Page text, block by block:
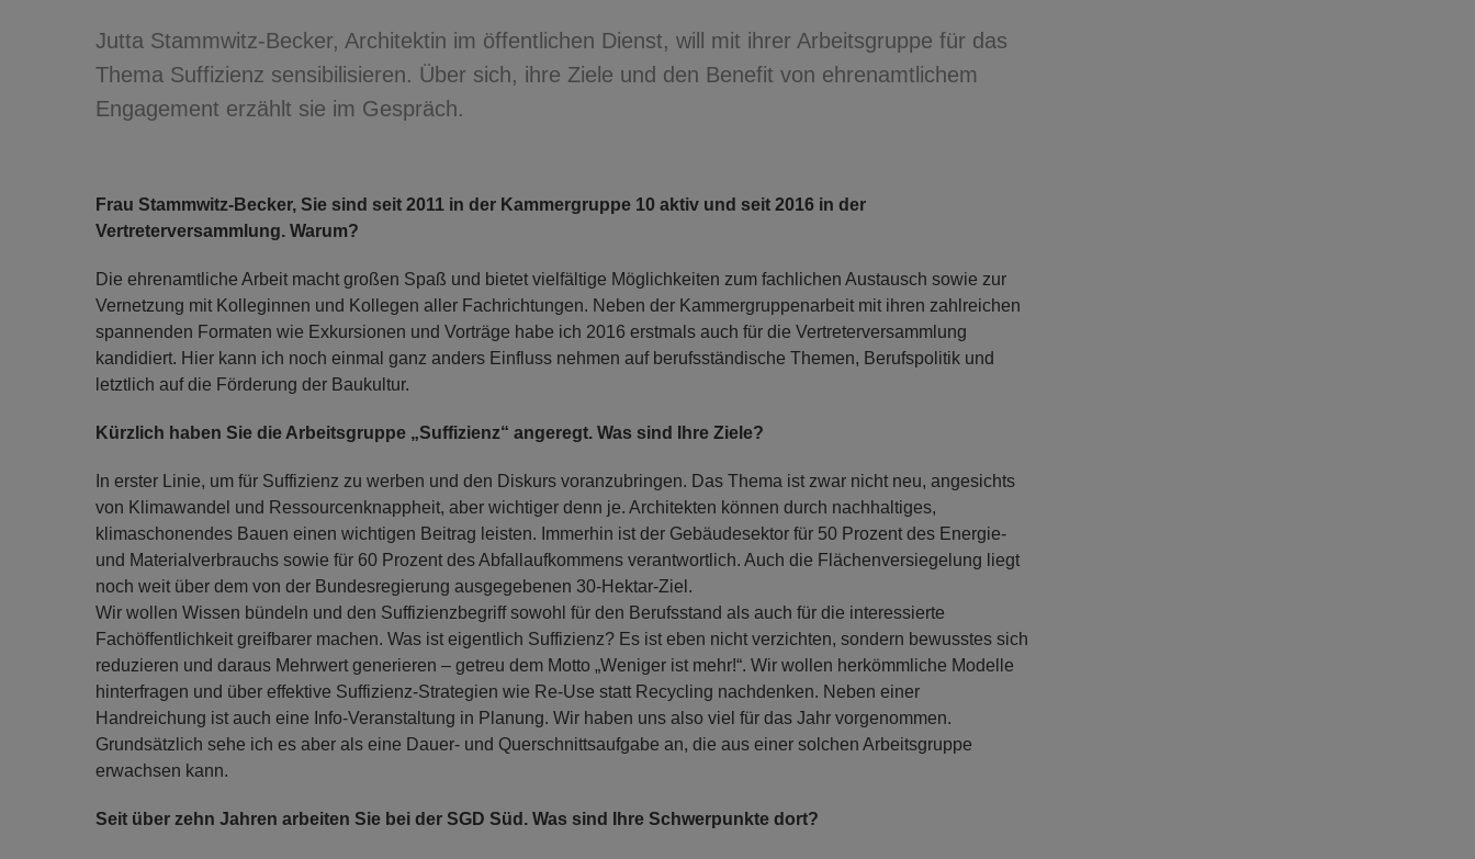
Jutta Stammwitz-Becker, Architektin im öffentlichen Dienst, will mit ihrer Arbeitsgruppe für das
Thema Suffizienz sensibilisieren. Über sich, ihre Ziele und den Benefit von ehrenamtlichem
Engagement erzählt sie im Gespräch.
Frau Stammwitz-Becker, Sie sind seit 2011 in der Kammergruppe 10 aktiv und seit 2016 in der
Vertreterversammlung. Warum?
Die ehrenamtliche Arbeit macht großen Spaß und bietet vielfältige Möglichkeiten zum fachlichen Austausch sowie zur
Vernetzung mit Kolleginnen und Kollegen aller Fachrichtungen. Neben der Kammergruppenarbeit mit ihren zahlreichen
spannenden Formaten wie Exkursionen und Vorträge habe ich 2016 erstmals auch für die Vertreterversammlung
kandidiert. Hier kann ich noch einmal ganz anders Einfluss nehmen auf berufsständische Themen, Berufspolitik und
letztlich auf die Förderung der Baukultur.
Kürzlich haben Sie die Arbeitsgruppe „Suffizienz“ angeregt. Was sind Ihre Ziele?
In erster Linie, um für Suffizienz zu werben und den Diskurs voranzubringen. Das Thema ist zwar nicht neu, angesichts
von Klimawandel und Ressourcenknappheit, aber wichtiger denn je. Architekten können durch nachhaltiges,
klimaschonendes Bauen einen wichtigen Beitrag leisten. Immerhin ist der Gebäudesektor für 50 Prozent des Energie-
und Materialverbrauchs sowie für 60 Prozent des Abfallaufkommens verantwortlich. Auch die Flächenversiegelung liegt
noch weit über dem von der Bundesregierung ausgegebenen 30-Hektar-Ziel.
Wir wollen Wissen bündeln und den Suffizienzbegriff sowohl für den Berufsstand als auch für die interessierte
Fachöffentlichkeit greifbarer machen. Was ist eigentlich Suffizienz? Es ist eben nicht verzichten, sondern bewusstes sich
reduzieren und daraus Mehrwert generieren – getreu dem Motto „Weniger ist mehr!“. Wir wollen herkömmliche Modelle
hinterfragen und über effektive Suffizienz-Strategien wie Re-Use statt Recycling nachdenken. Neben einer
Handreichung ist auch eine Info-Veranstaltung in Planung. Wir haben uns also viel für das Jahr vorgenommen.
Grundsätzlich sehe ich es aber als eine Dauer- und Querschnittsaufgabe an, die aus einer solchen Arbeitsgruppe
erwachsen kann.
Seit über zehn Jahren arbeiten Sie bei der SGD Süd. Was sind Ihre Schwerpunkte dort?